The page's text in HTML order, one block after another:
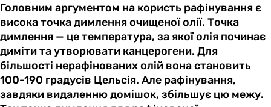
Головним аргументом на користь рафінування є
висока точка димлення очищеної олії. Точка
димлення — це температура, за якої олія починає
диміти та утворювати канцерогени. Для
більшості нерафінованих олій вона становить
100-190 градусів Цельсія. Але рафінування,
завдяки видаленню домішок, збільшує цю межу.